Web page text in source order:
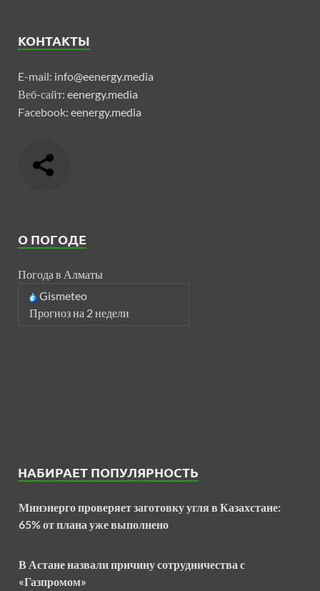
КОНТАКТЫ
E-mail: info@eenergy.media
Веб-сайт: eenergy.media
Facebook: eenergy.media
О ПОГОДЕ
Погода в Алматы
Gismeteo
Прогноз на 2 недели
НАБИРАЕТ ПОПУЛЯРНОСТЬ
Минэнерго проверяет заготовку угля в Казахстане:
65% от плана уже выполнено
В Астане назвали причину сотрудничества с
«Газпромом»